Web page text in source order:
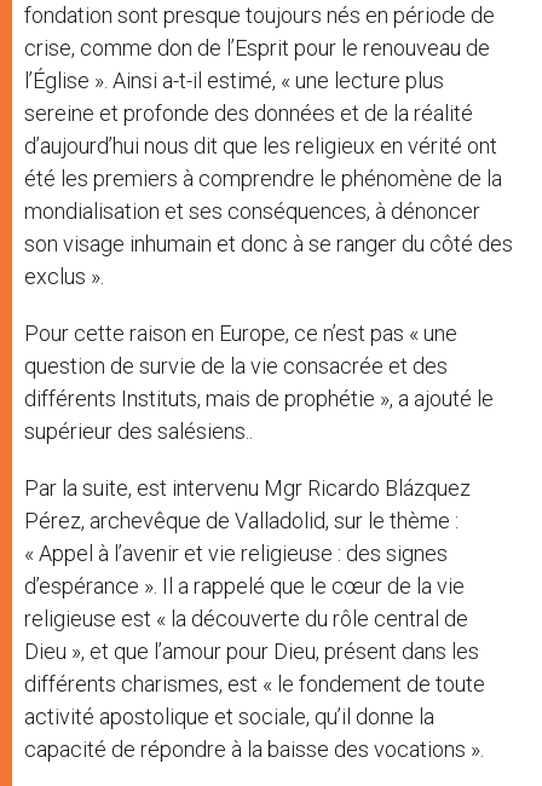
fondation sont presque toujours nés en période de
crise, comme don de l’Esprit pour le renouveau de
l’Église ». Ainsi a-t-il estimé, « une lecture plus
sereine et profonde des données et de la réalité
d’aujourd’hui nous dit que les religieux en vérité ont
été les premiers à comprendre le phénomène de la
mondialisation et ses conséquences, à dénoncer
son visage inhumain et donc à se ranger du côté des
exclus ».
Pour cette raison en Europe, ce n’est pas « une
question de survie de la vie consacrée et des
différents Instituts, mais de prophétie », a ajouté le
supérieur des salésiens..
Par la suite, est intervenu Mgr Ricardo Blázquez
Pérez, archevêque de Valladolid, sur le thème :
« Appel à l’avenir et vie religieuse : des signes
d’espérance ». Il a rappelé que le cœur de la vie
religieuse est « la découverte du rôle central de
Dieu », et que l’amour pour Dieu, présent dans les
différents charismes, est « le fondement de toute
activité apostolique et sociale, qu’il donne la
capacité de répondre à la baisse des vocations ».